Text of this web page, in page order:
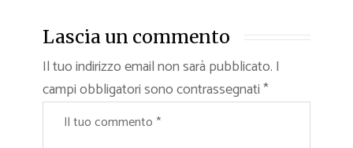
Lascia un commento
Il tuo indirizzo email non sarà pubblicato. I
campi obbligatori sono contrassegnati*